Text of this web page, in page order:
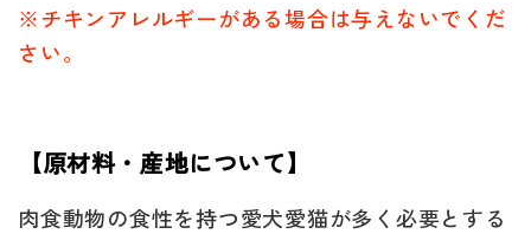
※チキンアレルギーがある場合は与えないでくだ
さい。
【原材料・産地について】
肉食動物の食性を持つ愛犬愛猫が多く必要とする